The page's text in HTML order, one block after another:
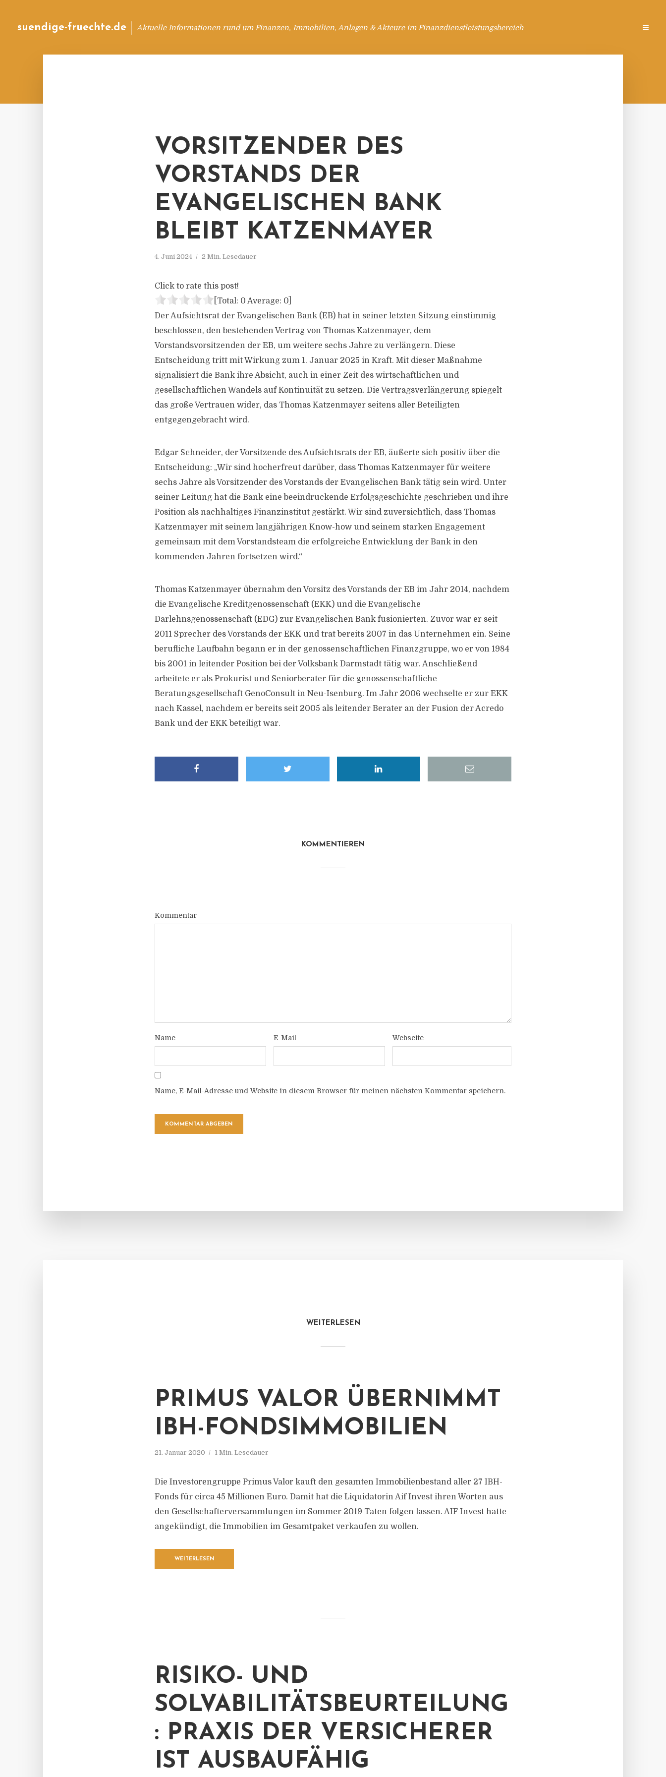
suendige-fruechte.de Aktuelle Informationen rund um Finanzen, Immobilien, Anlagen & Akteure im Finanzdienstleistungsbereich
VORSITZENDER DES
VORSTANDS DER
EVANGELISCHEN BANK
BLEIBT KATZENMAYER
4. Juni 2024 2 Min. Lesedauer
Click to rate this post!
[Total: 0 Average: 0
Der Aufsichtsrat der Evangelischen Bank (EB) hat in seiner letzten Sitzung einstimmig
beschlossen, den bestehenden Vertrag von Thomas Katzenmayer, dem
Vorstandsvorsitzenden der EB, um weitere sechs Jahre zu verlängern. Diese
Entscheidung tritt mit Wirkung zum 1. Januar 2025 in Kraft. Mit dieser Maßnahme
signalisiert die Bank ihre Absicht, auch in einer Zeit des wirtschaftlichen und
gesellschaftlichen Wandels auf Kontinuität zu setzen. Die Vertragsverlängerung spiegelt
das große Vertrauen wider, das Thomas Katzenmayer seitens aller Beteiligten
entgegengebracht wird.
Edgar Schneider, der Vorsitzende des Aufsichtsrats der EB, äußerte sich positiv über die
Entscheidung: „Wir sind hocherfreut darüber, dass Thomas Katzenmayer für weitere
sechs Jahre als Vorsitzender des Vorstands der Evangelischen Bank tätig sein wird. Unter
seiner Leitung hat die Bank eine beeindruckende Erfolgsgeschichte geschrieben und ihre
Position als nachhaltiges Finanzinstitut gestärkt. Wir sind zuversichtlich, dass Thomas
Katzenmayer mit seinem langjährigen Know-how und seinem starken Engagement
gemeinsam mit dem Vorstandsteam die erfolgreiche Entwicklung der Bank in den
kommenden Jahren fortsetzen wird.“
Thomas Katzenmayer übernahm den Vorsitz des Vorstands der EB im Jahr 2014, nachdem
die Evangelische Kreditgenossenschaft (EKK) und die Evangelische
Darlehnsgenossenschaft (EDG) zur Evangelischen Bank fusionierten. Zuvor war er seit
2011 Sprecher des Vorstands der EKK und trat bereits 2007 in das Unternehmen ein. Seine
berufliche Laufbahn begann er in der genossenschaftlichen Finanzgruppe, wo er von 1984
bis 2001 in leitender Position bei der Volksbank Darmstadt tätig war. Anschließend
arbeitete er als Prokurist und Seniorberater für die genossenschaftliche
Beratungsgesellschaft GenoConsult in Neu-Isenburg. Im Jahr 2006 wechselte er zur EKK
nach Kassel, nachdem er bereits seit 2005 als leitender Berater an der Fusion der Acredo
Bank und der EKK beteiligt war.
KOMMENTIEREN
Kommentar
Name E-Mail Webseite
Name, E-Mail-Adresse und Website in diesem Browser für meinen nächsten Kommentar speichern.
WEITERLESEN
PRIMUS VALOR ÜBERNIMMT
IBH-FONDSIMMOBILIEN
21. Januar 2020 1 Min. Lesedauer
Die Investorengruppe Primus Valor kauft den gesamten Immobilienbestand aller 27 IBH-
Fonds für circa 45 Millionen Euro. Damit hat die Liquidatorin Aif Invest ihren Worten aus
den Gesellschafterversammlungen im Sommer 2019 Taten folgen lassen. AIF Invest hatte
angekündigt, die Immobilien im Gesamtpaket verkaufen zu wollen.
WEITERLESEN
RISIKO- UND
SOLVABILITÄTSBEURTEILUNG
: PRAXIS DER VERSICHERER
IST AUSBAUFÄHIG